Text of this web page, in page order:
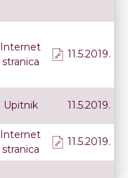
Internet
stranica
11.5.2019.
Upitnik 11.5.2019.
Internet
stranica
11.5.2019.